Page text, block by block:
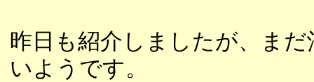
昨日も紹介しましたが、ま
いようです。